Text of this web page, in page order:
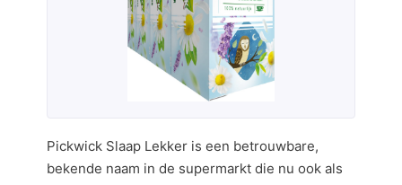
Pickwick Slaap Lekker is een betrouwbare,
bekende naam in de supermarkt die nu ook als